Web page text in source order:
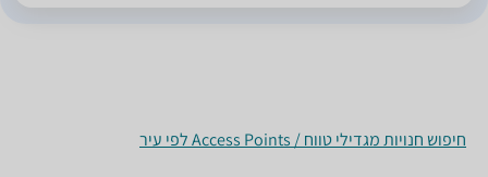
חיפוש חנויות מגדילי טווח / Access Points לפי עיר